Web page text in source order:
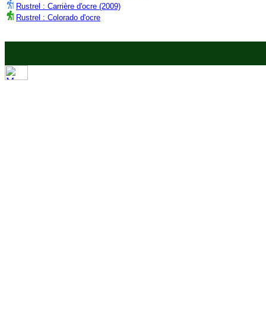
Rustrel : Carrière d'ocre (2009)
Rustrel : Colorado d'ocre